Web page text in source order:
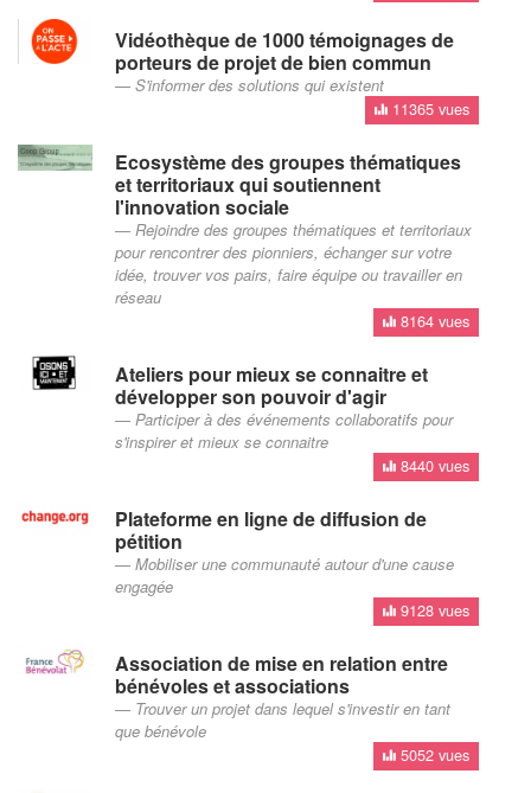
Vidéothèque de 1000 témoignages de
porteurs de projet de bien commun
S'informer des solutions qui existent
11365 vues
Ecosystème des groupes thématiques
et territoriaux qui soutiennent
l'innovation sociale
Rejoindre des groupes thématiques et territoriaux
pour rencontrer des pionniers, échanger sur votre
idée, trouver vos pairs, faire équipe ou travailler en
réseau
8164 vues
Ateliers pour mieux se connaitre et
développer son pouvoir d'agir
Participer à des événements collaboratifs pour
s'inspirer et mieux se connaitre
8440 vues
Plateforme en ligne de diffusion de
pétition
Mobiliser une communauté autour d'une cause
engagée
9128 vues
Association de mise en relation entre
bénévoles et associations
Trouver un projet dans lequel s'investir en tant
que bénévole
5052 vues